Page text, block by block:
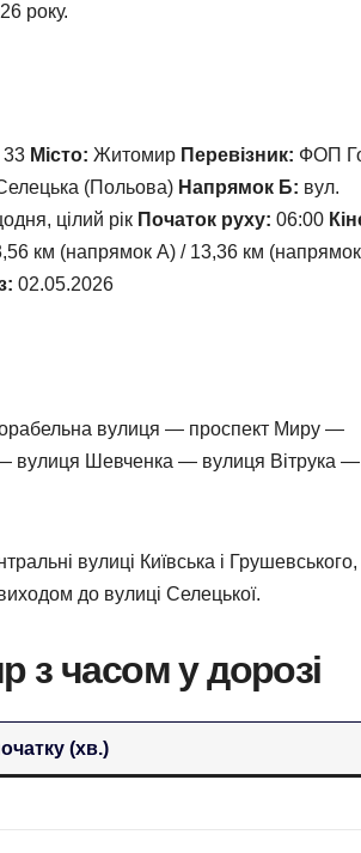
року.
33 Місто: Житомир Перевізник: ФОП
(Польова) Напрямок Б: вул.
цілий рік Початок руху: 06:00
км (напрямок А) / 13,36 км
02.05.2026
вулиця — проспект Миру —
вулиця Шевченка — вулиця Вітрука —
вулиці Київська і Грушевського,
до вулиці Селецької.
з часом у дорозі
(хв.)